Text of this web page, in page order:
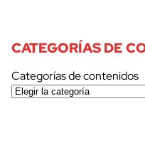
CATEGORÍAS DE
Categorías de contenidos